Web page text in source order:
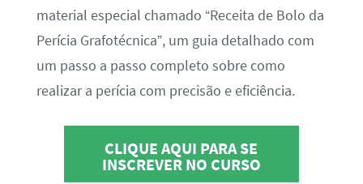
material especial chamado “Receita de Bolo da
Perícia Grafotécnica”, um guia detalhado com
um passo a passo completo sobre como
realizar a perícia com precisão e eficiência.
CLIQUE AQUI PARA SE
INSCREVER NO CURSO